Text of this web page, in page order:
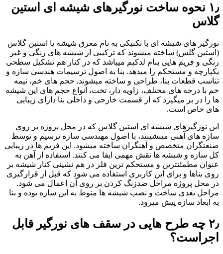
۱٫ نحوه ساخت نورگیرهای شیشه ای استین
گلاس
نورگیر های شیشه ای با تکنیکی به نام معرق شیشه یا استین گلاس
(استین گلس) ساخته میشوند که ترکیبی از شیشه های رنگی و غیر
رنگی و فریم هایی بنام لدکیم میباشد که در کنار هم تشکیل سطحی
یکپارچه و مستحکم را میدهد. بنا به اصول ترسیمات هندسی سازه و
تناسب قطعات بنا، طراحی و ساخته میشوند. حجم های خم، نیمه
خم با درجه های مختلف، زاویه دار، تخت، انواع حجم های این شیشه
ها را در بر میگیرد که از قسمت خارجی و داخلی بنا دارای زیبایی
های خاص است.
این نورگیرهای شیشه ای استین گلاس که در محل پروژه بر روی
سازه های آهنی مینشینند، با اصول مهندسی سازه ترسیم و توسط
صنعتگران متخصص و آهنگران ساخته میشود. این فریم ها در زیبایی
کل سازه و شیشه ها نقش مهمی ایفا می کنند. استفاده از آهن به
عنوان مطمئنترین و مستحکم ترین فلز در هم نشینی کنار شیشه بر
روی بناها و برای این کاربری استفاده می شود که قبل از قرارگیری
در محل پروژه مراحل ضدزنگ کردن بر روی آن اعمال می شود.
مراحل بعدی ساخت و نصب شیشه ها منوط به این سازه بوده و بنا
به ابعاد سازه پیش میرود.
۲٫ چه طرح هایی در سقف های نورگیر قابل
اجراست؟